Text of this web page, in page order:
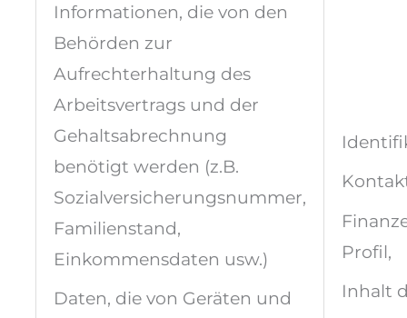
Informationen, die von den
Behörden zur
Aufrechterhaltung des
Arbeitsvertrags und der
Gehaltsabrechnung
benötigt werden (z.B.
Sozialversicherungsnummer,
Familienstand,
Einkommensdaten usw.)
Daten, die von Geräten und
Profil,
Inhalt